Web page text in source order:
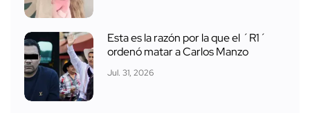
Esta es la razón por la que el ´R1´
ordenó matar a Carlos Manzo
Jul. 31, 2026